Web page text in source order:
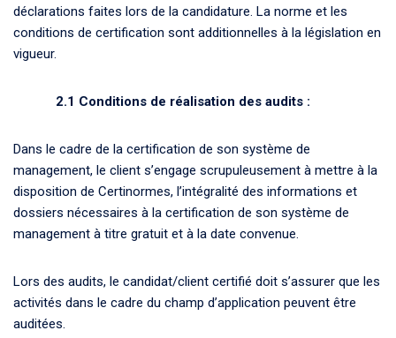
déclarations faites lors de la candidature. La norme et les
conditions de certification sont additionnelles à la législation en
vigueur.
2.1 Conditions de réalisation des audits :
Dans le cadre de la certification de son système de
management, le client s’engage scrupuleusement à mettre à la
disposition de Certinormes, l’intégralité des informations et
dossiers nécessaires à la certification de son système de
management à titre gratuit et à la date convenue.
Lors des audits, le candidat/client certifié doit s’assurer que les
activités dans le cadre du champ d’application peuvent être
auditées.